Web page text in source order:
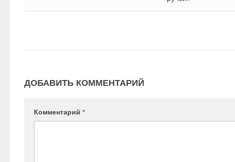
ДОБАВИТЬ КОММЕНТАРИЙ
Комментарий *